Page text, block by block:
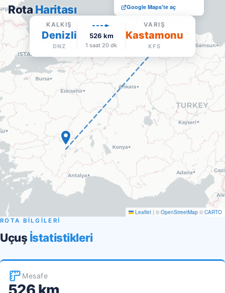
Google Maps'te aç
Leaflet | © OpenStreetMap © CARTO
Rota Haritası
KALKIŞ
Denizli
DNZ
526 km
1 saat 20 dk
VARIŞ
Kastamonu
KFS
ROTA BİLGİLERİ
Uçuş İstatistikleri
Mesafe